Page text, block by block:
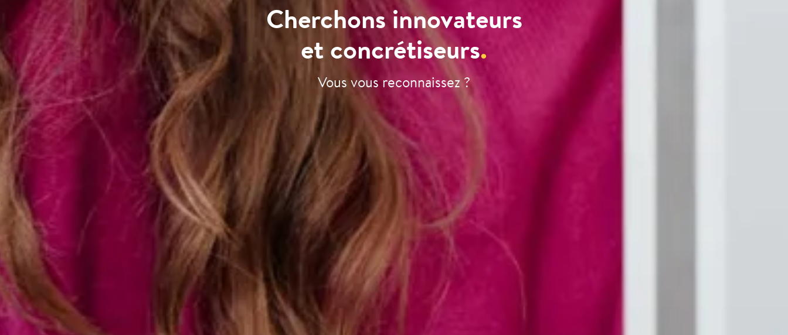
Cherchons innovateurs
et concrétiseurs.
Vous vous reconnaissez ?